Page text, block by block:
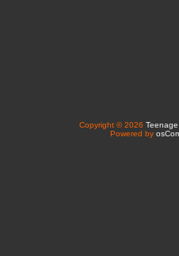
Copyright © 2026
Powered by